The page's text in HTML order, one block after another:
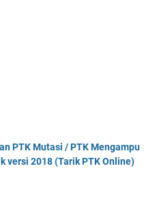
PTK Mutasi / PTK Mengampu
versi 2018 (Tarik PTK Online)